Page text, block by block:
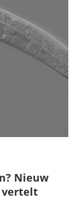
Nieuw
vertelt